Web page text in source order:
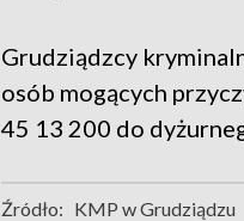
Grudziądzcy
osób mogących
45 13 200 do
Źródło: KMP w Grudziądzu